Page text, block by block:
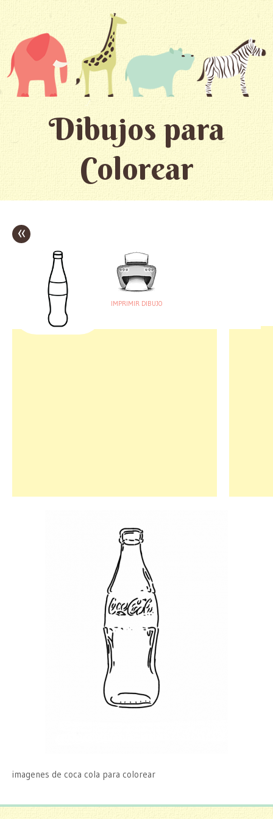
Dibujos para
Colorear
«
IMPRIMIR DIBUJO
imagenes de coca cola para colorear